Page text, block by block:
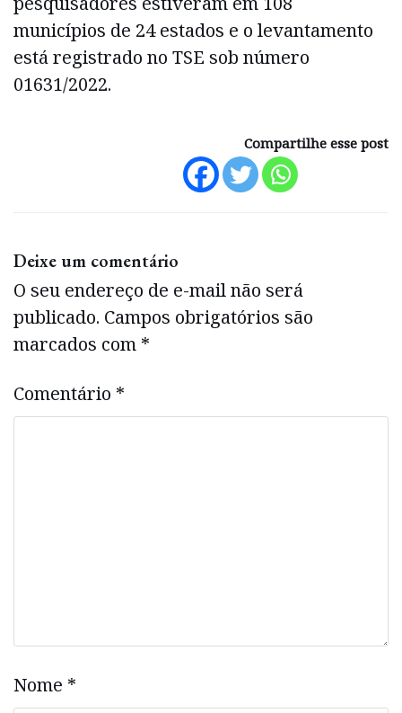
municípios de 24 estados e o levantamento
está registrado no TSE sob número
01631/2022.
Compartilhe esse post
Deixe um comentário
O seu endereço de e-mail não será
publicado. Campos obrigatórios são
marcados com *
Comentário *
Nome *